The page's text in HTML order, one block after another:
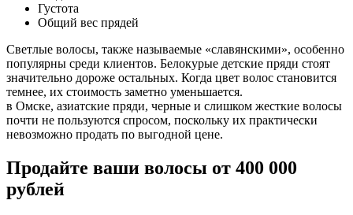
Густота
Общий вес прядей
Светлые волосы, также называемые «славянскими», особенно
популярны среди клиентов. Белокурые детские пряди стоят
значительно дороже остальных. Когда цвет волос становится
темнее, их стоимость заметно уменьшается.
в Омске, азиатские пряди, черные и слишком жесткие волосы
почти не пользуются спросом, поскольку их практически
невозможно продать по выгодной цене.
Продайте ваши волосы от 400 000
рублей